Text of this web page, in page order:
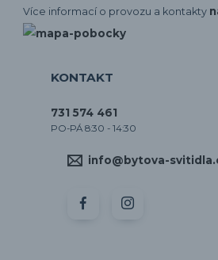
Více informací o provozu a kontakty
KONTAKT
731 574 461
PO-PÁ 8:30 - 14:30
info@bytova-